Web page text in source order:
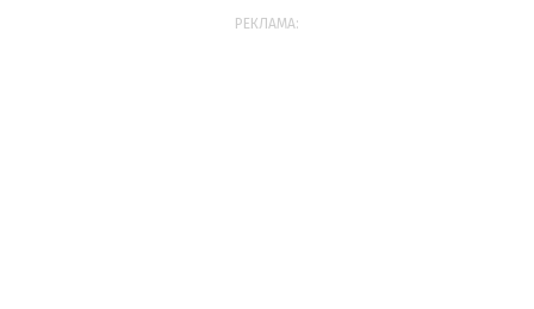
РЕКЛАМА: